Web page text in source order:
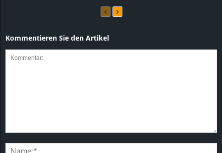
Kommentieren Sie den Artikel